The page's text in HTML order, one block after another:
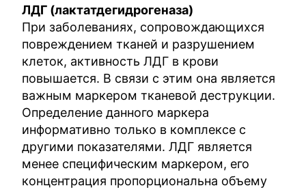
ЛДГ (лактатдегидрогеназа)
При заболеваниях, сопровождающихся
повреждением тканей и разрушением
клеток, активность ЛДГ в крови
повышается. В связи с этим она является
важным маркером тканевой деструкции.
Определение данного маркера
информативно только в комплексе с
другими показателями. ЛДГ является
менее специфическим маркером, его
концентрация пропорциональна объему